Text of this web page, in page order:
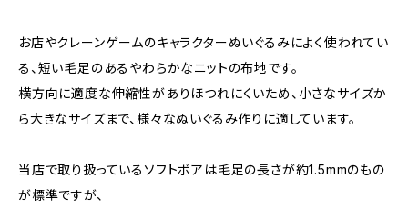
お店やクレーンゲームのキャラクターぬいぐるみによく使われてい
る、短い毛足のあるやわらかなニットの布地です。
横方向に適度な伸縮性がありほつれにくいため、小さなサイズか
ら大きなサイズまで、様々なぬいぐるみ作りに適しています。
当店で取り扱っているソフトボアは毛足の長さが約1.5mmのもの
が標準ですが、